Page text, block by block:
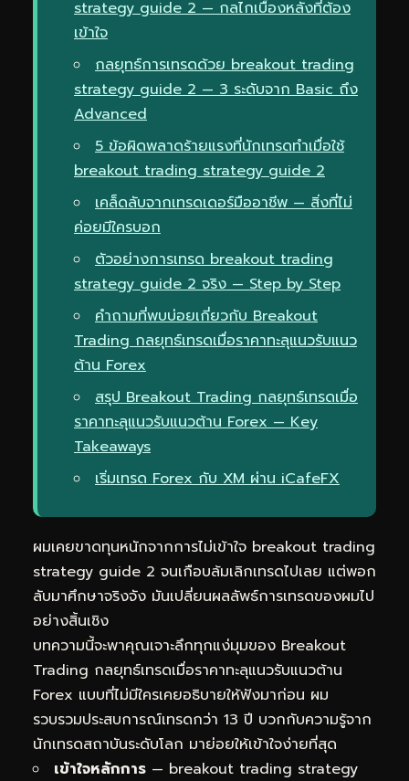
strategy guide 2 — กลไกเบื้องหลังที่ต้อง
เข้าใจ
กลยุทธ์การเทรดด้วย breakout trading
strategy guide 2 — 3 ระดับจาก Basic ถึง
Advanced
5 ข้อผิดพลาดร้ายแรงที่นักเทรดทำเมื่อใช้
breakout trading strategy guide 2
เคล็ดลับจากเทรดเดอร์มืออาชีพ — สิ่งที่ไม่
ค่อยมีใครบอก
ตัวอย่างการเทรด breakout trading
strategy guide 2 จริง — Step by Step
คำถามที่พบบ่อยเกี่ยวกับ Breakout
Trading กลยุทธ์เทรดเมื่อราคาทะลุแนวรับแนว
ต้าน Forex
สรุป Breakout Trading กลยุทธ์เทรดเมื่อ
ราคาทะลุแนวรับแนวต้าน Forex — Key
Takeaways
เริ่มเทรด Forex กับ XM ผ่าน iCafeFX
ผมเคยขาดทุนหนักจากการไม่เข้าใจ breakout trading
strategy guide 2 จนเกือบล้มเลิกเทรดไปเลย แต่พอก
ลับมาศึกษาจริงจัง มันเปลี่ยนผลลัพธ์การเทรดของผมไป
อย่างสิ้นเชิง
บทความนี้จะพาคุณเจาะลึกทุกแง่มุมของ Breakout
Trading กลยุทธ์เทรดเมื่อราคาทะลุแนวรับแนวต้าน
Forex แบบที่ไม่มีใครเคยอธิบายให้ฟังมาก่อน ผม
รวบรวมประสบการณ์เทรดกว่า 13 ปี บวกกับความรู้จาก
นักเทรดสถาบันระดับโลก มาย่อยให้เข้าใจง่ายที่สุด
เข้าใจหลักการ — breakout trading strategy